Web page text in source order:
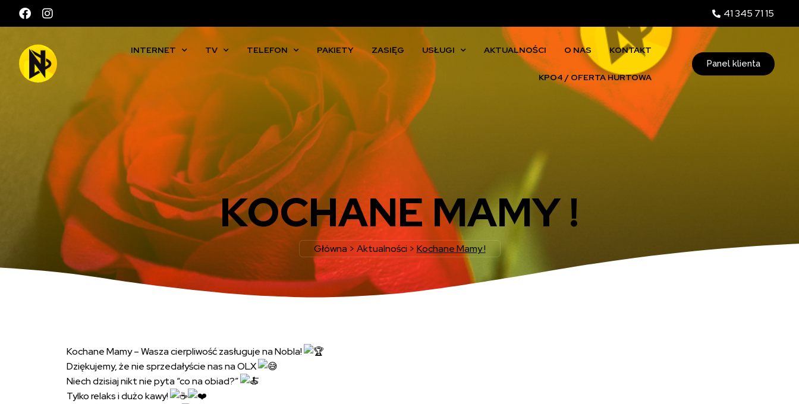
41 345 71 15
INTERNET TV TELEFON PAKIETY ZASIĘG USŁUGI AKTUALNOŚCI O NAS KONTAKT
KPO4 / OFERTA HURTOWA
Panel klienta
KOCHANE MAMY !
Główna > Aktualności> Kochane Mamy !
Kochane Mamy – Wasza cierpliwość zasługuje na Nobla!
Dziękujemy, że nie sprzedałyście nas na OLX
Niech dzisiaj nikt nie pyta “co na obiad?”
Tylko relaks i dużo kawy!